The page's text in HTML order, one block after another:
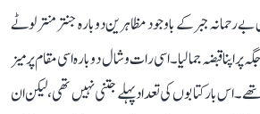
رحمانہ جبر کے باوجود مظاہرین دوبارہ جنتر منتر لوٹے
اپنا قبضہ جما لیا۔ اسی رات وشال دوبارہ اسی مقام پر میز
اس بار کتابوں کی تعداد پہلے جتنی نہیں تھی، لیکن ان